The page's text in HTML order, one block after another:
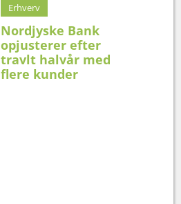
Erhverv
Nordjyske Bank
opjusterer efter
travlt halvår med
flere kunder